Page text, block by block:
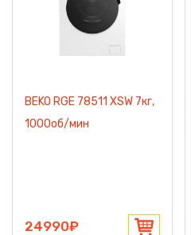
BEKO RGE 78511 XSW 7кг,
1000об/мин
24990₽